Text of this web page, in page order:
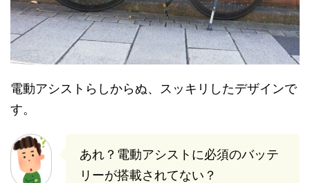
電動アシストらしからぬ、スッキリしたデザインで
す。
あれ？電動アシストに必須のバッテ
リーが搭載されてない？